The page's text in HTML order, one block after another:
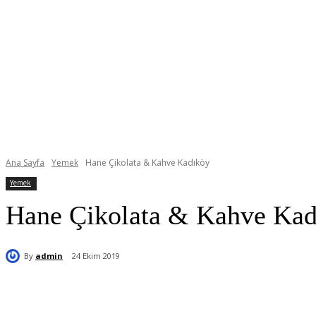
Ana Sayfa Yemek Hane Çikolata & Kahve Kadıköy
Yemek
Hane Çikolata & Kahve
By admin 24 Ekim 2019